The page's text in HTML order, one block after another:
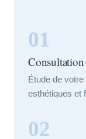
01
Étude de
esthétiques et
02